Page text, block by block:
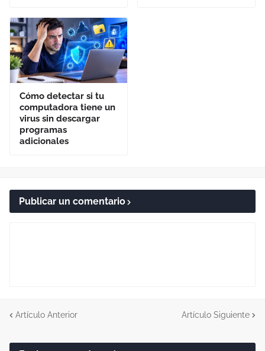
Cómo detectar si tu
computadora tiene un
virus sin descargar
programas
adicionales
Publicar un comentario
Artículo Anterior Artículo Siguiente